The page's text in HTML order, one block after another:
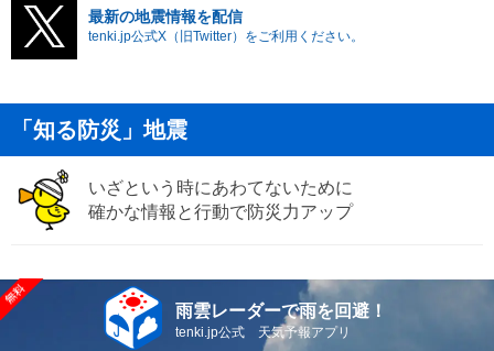
最新の地震情報を配信
tenki.jp公式X（旧Twitter）をご利用ください。
「知る防災」地震
いざという時にあわてないために
確かな情報と行動で防災力アップ
雨雲レーダーで雨を回避！
tenki.jp公式 天気予報アプリ